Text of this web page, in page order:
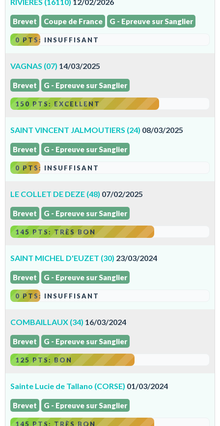
Brevet Coupe de France G - Epreuve sur Sanglier
0 PTS: INSUFFISANT
VAGNAS (07) 14/03/2025
Brevet G - Epreuve sur Sanglier
150 PTS: EXCELLENT
SAINT VINCENT JALMOUTIERS (24) 08/03/2025
Brevet G - Epreuve sur Sanglier
0 PTS: INSUFFISANT
LE COLLET DE DEZE (48) 07/02/2025
Brevet G - Epreuve sur Sanglier
145 PTS: TRÈS BON
SAINT MICHEL D'EUZET (30) 23/03/2024
Brevet G - Epreuve sur Sanglier
0 PTS: INSUFFISANT
COMBAILLAUX (34) 16/03/2024
Brevet G - Epreuve sur Sanglier
125 PTS: BON
Sainte Lucie de Tallano (CORSE) 01/03/2024
Brevet G - Epreuve sur Sanglier
145 PTS: TRÈS BON